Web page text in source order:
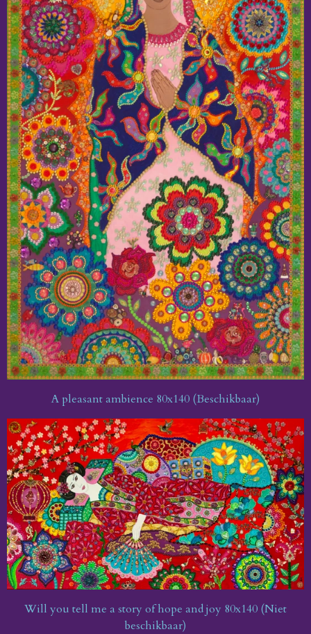
A pleasant ambience 80x140 (Beschikbaar)
Will you tell me a story of hope and joy 80x140 (Niet
beschikbaar)